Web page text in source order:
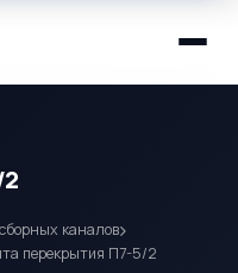
каналов
перекрытия П7-5/2